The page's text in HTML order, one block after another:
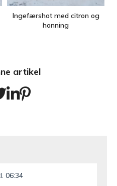
Ingefærshot med citron og
honning
artikel
06:34